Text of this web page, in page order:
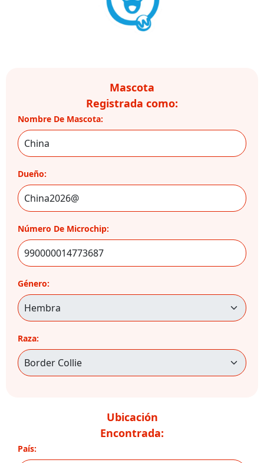
Mascota
Registrada como:
Nombre De Mascota:
Dueño:
Número De Microchip:
Género:
Raza:
Ubicación
Encontrada:
País: